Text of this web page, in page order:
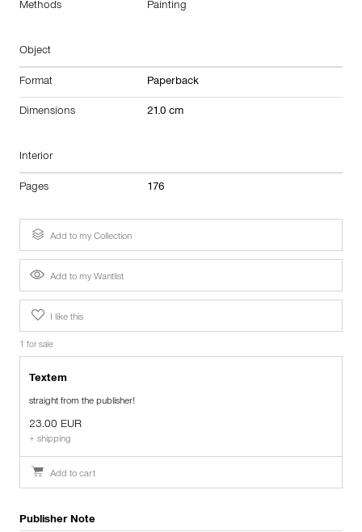
Methods Painting
Object
Format Paperback
Dimensions 21.0 cm
Interior
Pages 176
Add to my Collection
Add to my Wantlist
I like this
1 for sale
Textem
straight from the publisher!
23.00 EUR
+ shipping
Add to cart
Publisher Note